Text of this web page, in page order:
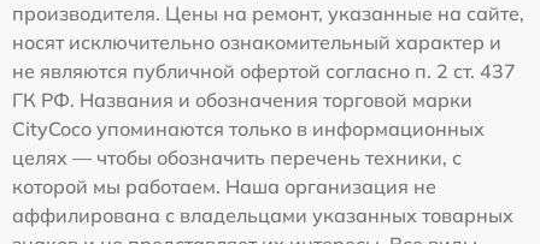
производителя. Цены на ремонт, указанные на сайте,
носят исключительно ознакомительный характер и
не являются публичной офертой согласно п. 2 ст. 437
ГК РФ. Названия и обозначения торговой марки
CityCoco упоминаются только в информационных
целях — чтобы обозначить перечень техники, с
которой мы работаем. Наша организация не
аффилирована с владельцами указанных товарных